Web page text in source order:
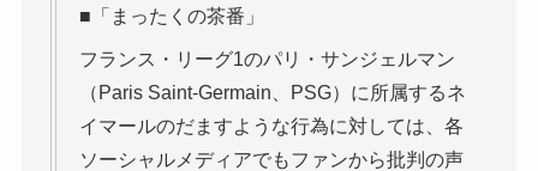
■「まったくの茶番」
フランス・リーグ1のパリ・サンジェルマン
（Paris Saint-Germain、PSG）に所属するネ
イマールのだますような行為に対しては、各
ソーシャルメディアでもファンから批判の声